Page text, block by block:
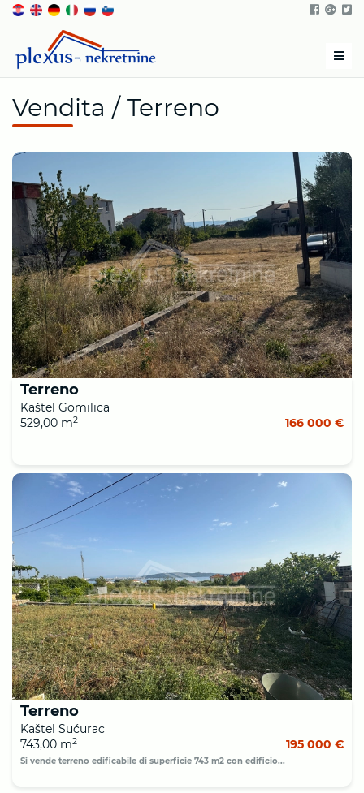
Menu
Vendita / Terreno
Terreno
Kaštel Gomilica
529,00 m2 166 000 €
Terreno
Kaštel Sućurac
743,00 m2 195 000 €
Si vende terreno edificabile di superficie 743 m2 con edificio...